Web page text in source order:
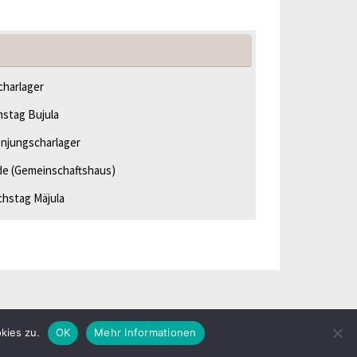
Bujula
(Gemeinschaftshaus)
Mäjula
Präsentiert vonTempera&
zu. OK Mehr Informationen